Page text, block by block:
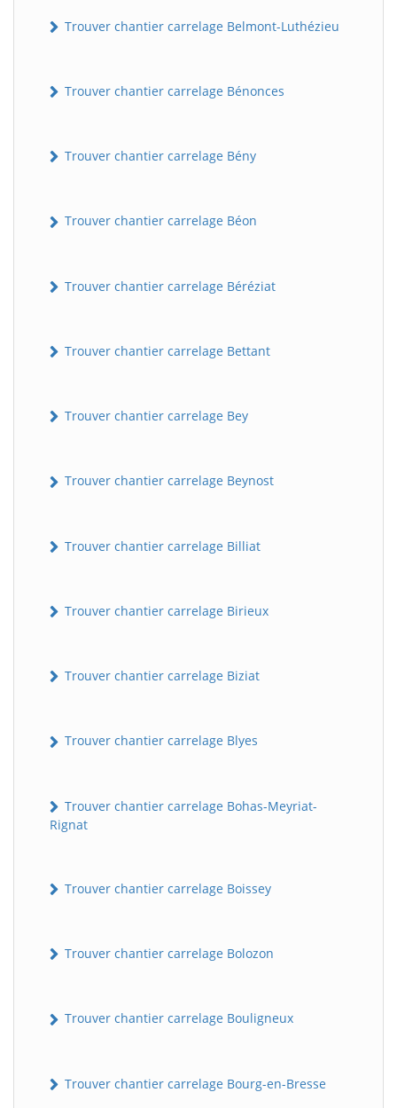
Trouver chantier carrelage Belmont-Luthézieu
Trouver chantier carrelage Bénonces
Trouver chantier carrelage Bény
Trouver chantier carrelage Béon
Trouver chantier carrelage Béréziat
Trouver chantier carrelage Bettant
Trouver chantier carrelage Bey
Trouver chantier carrelage Beynost
Trouver chantier carrelage Billiat
Trouver chantier carrelage Birieux
Trouver chantier carrelage Biziat
Trouver chantier carrelage Blyes
Trouver chantier carrelage Bohas-Meyriat-
Rignat
Trouver chantier carrelage Boissey
Trouver chantier carrelage Bolozon
Trouver chantier carrelage Bouligneux
Trouver chantier carrelage Bourg-en-Bresse